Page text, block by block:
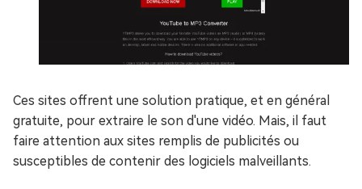
Ces sites offrent une solution pratique, et en général
gratuite, pour extraire le son d'une vidéo. Mais, il faut
faire attention aux sites remplis de publicités ou
susceptibles de contenir des logiciels malveillants.